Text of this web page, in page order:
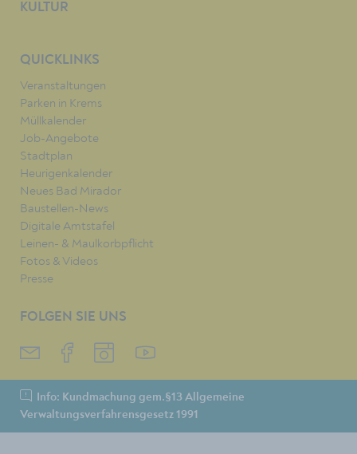
KULTUR
QUICKLINKS
Veranstaltungen
Parken in Krems
Müllkalender
Job-Angebote
Stadtplan
Heurigenkalender
Neues Bad Mirador
Baustellen-News
Digitale Amtstafel
Leinen- & Maulkorbpflicht
Fotos & Videos
Presse
FOLGEN SIE UNS
Info: Kundmachung gem.§13 Allgemeine
Verwaltungsverfahrensgesetz 1991